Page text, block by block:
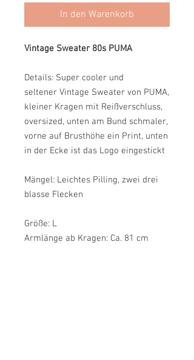
In den Warenkorb
Vintage Sweater 80s PUMA
Details: Super cooler und
seltener Vintage Sweater von PUMA,
kleiner Kragen mit Reißverschluss,
oversized, unten am Bund schmaler,
vorne auf Brusthöhe ein Print, unten
in der Ecke ist das Logo eingestickt
Mängel: Leichtes Pilling, zwei drei
blasse Flecken
Größe: L
Armlänge ab Kragen: Ca. 81 cm